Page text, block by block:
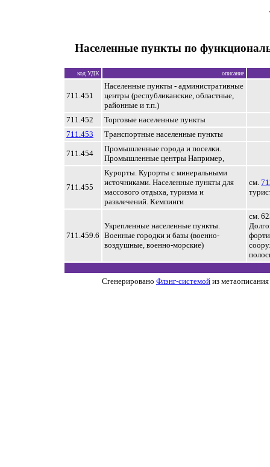
Населенные пункты по
код УДК описание
711.451
Населенные пункты - административные
центры (республиканские, областные,
районные и т.п.)
711.452
Торговые населенные пункты
711.453
Транспортные населенные пункты
711.454
Промышленные города и поселки.
Промышленные центры Например,
711.455
Курорты. Курорты с минеральными
источниками. Населенные пункты для
массового отдыха, туризма и
развлечений. Кемпинги
см.
711.459.6
Укрепленные населенные пункты.
Военные городки и базы (военно-
воздушные, военно-морские)
см.
Сгенерировано Флэнг-системой из